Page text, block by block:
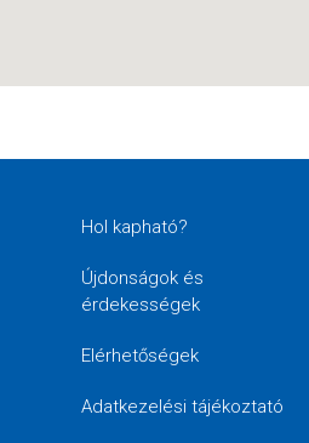
Hol kapható?
Újdonságok és
érdekességek
Elérhetőségek
Adatkezelési tájékoztató